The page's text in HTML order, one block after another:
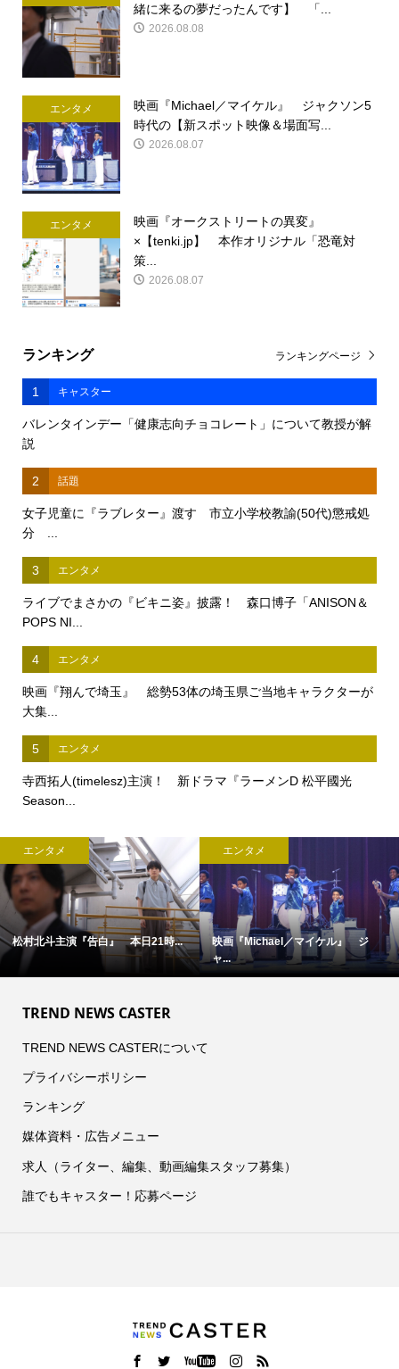
緒に来るの夢だったんです】 「...
2026.08.08
エンタメ
映画『Michael／マイケル』 ジャクソン5
時代の【新スポット映像＆場面写...
2026.08.07
エンタメ
映画『オークストリートの異変』
×【tenki.jp】 本作オリジナル「恐竜対
策...
2026.08.07
ランキング
1 キャスター
バレンタインデー「健康志向チョコレート」について教授が解
説
2 話題
女子児童に『ラブレター』渡す 市立小学校教諭(50代)懲戒処
分 ...
3 エンタメ
ライブでまさかの『ビキニ姿』披露！ 森口博子「ANISON＆
POPS NI...
4 エンタメ
映画『翔んで埼玉』 総勢53体の埼玉県ご当地キャラクターが
大集...
5 エンタメ
寺西拓人(timelesz)主演！ 新ドラマ『ラーメンD 松平國光
Season...
ランキングページ
エンタメ
松村北斗主演『告白』 本日21時...
エンタメ
映画『Michael／マイケル』 ジ
ャ...
TREND NEWS CASTER
TREND NEWS CASTERについて
プライバシーポリシー
ランキング
媒体資料・広告メニュー
求人（ライター、編集、動画編集スタッフ募集）
誰でもキャスター！応募ページ